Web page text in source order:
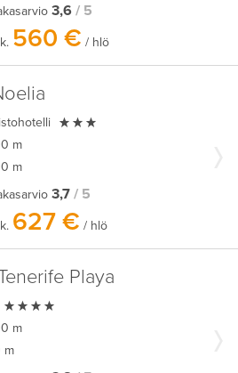
3,6 / 5
560 € / hlö

m
m
3,7 / 5
627 € / hlö
Playa

m
m